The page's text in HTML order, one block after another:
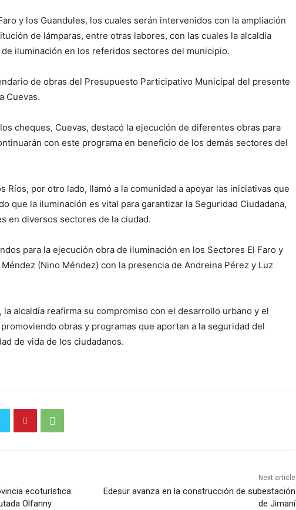
y los Guandules, los cuales serán intervenidos con la ampliación
de lámparas, entre otras labores, con las cuales la alcaldía
iluminación en los referidos sectores del municipio.
de obras del Presupuesto Participativo Municipal del presente
Cuevas.
cheques, Cuevas, destacó la ejecución de diferentes obras para
con este programa en beneficio de los demás sectores del
Ríos, por otro lado, llamó a la comunidad a apoyar las iniciativas que
que la iluminación es vital para garantizar la Seguridad Ciudadana,
en diversos sectores de la ciudad.
para la ejecución obra de iluminación en los Sectores El Faro y
(Nino Méndez) con la presencia de Andreina Pérez y Luz
la alcaldía reafirma su compromiso con el desarrollo urbano y el
obras y programas que aportan a la seguridad del
de vida de los ciudadanos.
ecoturística:
Olfanny
Next article
Edesur avanza en la construcción de subestación
de Jimaní